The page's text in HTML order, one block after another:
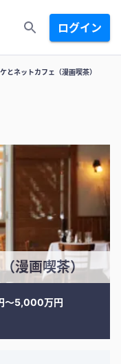
ログイン
とネットカフェ（漫画喫茶）
漫画喫茶）
〜5,000万円